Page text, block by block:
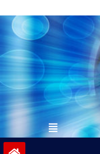
to
contentvinivida.lk